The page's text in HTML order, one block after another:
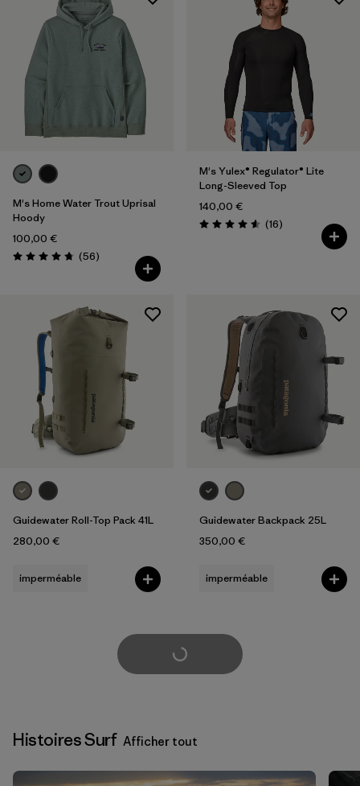
M's Home Water Trout Uprisal
Hoody
100,00 €
Évaluation: 4.7 / 5
(56Avis
)
M's Yulex® Regulator® Lite
Long-Sleeved Top
140,00 €
Évaluation: 4.6 / 5
(16Avis
)
Guidewater Roll-Top Pack 41L
280,00 €
imperméable
Guidewater Backpack 25L
350,00 €
imperméable
Voir plus
Histoires Surf Afficher tout